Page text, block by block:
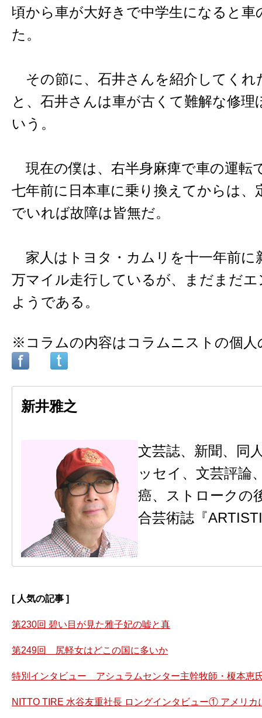
頃から車が大好きで中学生になると車
た。
その節に、石井さんを紹介してくれ
と、石井さんは車が古くて難解な修
いう。
現在の僕は、右半身麻痺で車の運転
七年前に日本車に乗り換えてからは、
でいれば故障は皆無だ。
家人はトヨタ・カムリを十一年前に
万マイル走行しているが、まだまだ
ようである。
※コラムの内容はコラムニストの個人
新井雅之
文芸誌、新聞、同
ッセイ、文芸評論
癌、ストロークの
合芸術誌『
[ 人気の記事 ]
第230回 碧い目が見た雅子妃の嘘と真
第249回 尻軽女はどこの国に多いか
特別インタビュー アシュラムセンター主幹牧師・榎本恵
NITTO TIRE 水谷友重社長 ロングインタビュー① アメリカ